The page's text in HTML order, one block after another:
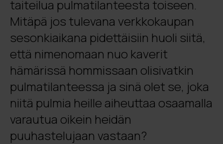
taiteilua pulmatilanteesta toiseen.
Mitäpä jos tulevana verkkokaupan
sesonkiaikana pidettäisiin huoli siitä,
että nimenomaan nuo kaverit
hämärissä hommissaan olisivatkin
pulmatilanteessa ja sinä olet se, joka
niitä pulmia heille aiheuttaa osaamalla
varautua oikein heidän
puuhastelujaan vastaan?